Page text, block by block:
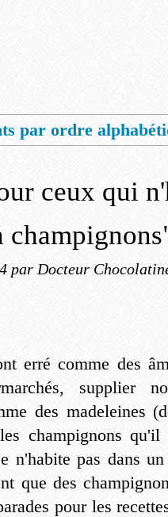
par ordre
ceux qui
par Docteur
erré comme des
supplier
des madeleines
champignons
n'habite pas dans
que des
pour les